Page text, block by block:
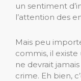
un sentiment
l’attention des
Mais peu
commis, il
ne devrait
crime. Eh bien,